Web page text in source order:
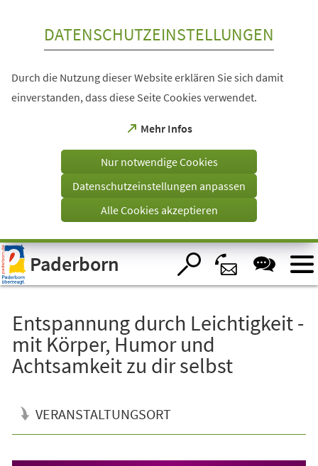
Visuelle
Assistenzsoftware
öffnen.
DATENSCHUTZEINSTELLUNGEN
Durch die Nutzung dieser Website erklären Sie sich damit
einverstanden, dass diese Seite Cookies verwendet.
Mehr Infos
(Öffnet
einem
Tab)
Nur notwendige Cookies
Datenschutzeinstellungen anpassen
Alle Cookies akzeptieren
Paderborn
Entspannung durch Leichtigkeit -
mit Körper, Humor und
Achtsamkeit zu dir selbst
VERANSTALTUNGSORT